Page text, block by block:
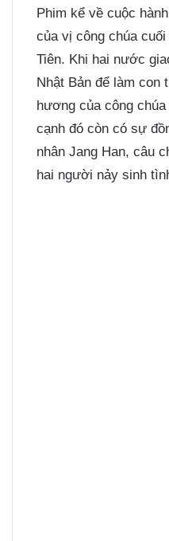
Phim kể về cuộc
của vị công chúa
Tiên. Khi hai nước
Nhật Bản để làm
hương của công
cạnh đó còn có sự
nhân Jang Han, câu
hai người nảy sinh